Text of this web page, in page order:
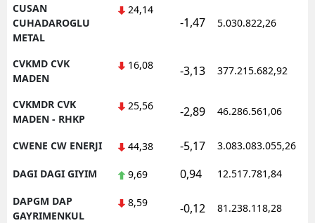
CUSAN
CUHADAROGLU
METAL
24,14
-1,47 5.030.822,26
CVKMD CVK
MADEN
16,08 -3,13 377.215.682,92
CVKMDR CVK
MADEN - RHKP
25,56 -2,89 46.286.561,06
CWENE CW ENERJI 44,38 -5,17 3.083.083.055,26
DAGI DAGI GIYIM 9,69 0,94 12.517.781,84
DAPGM DAP
GAYRIMENKUL
8,59 -0,12 81.238.118,28